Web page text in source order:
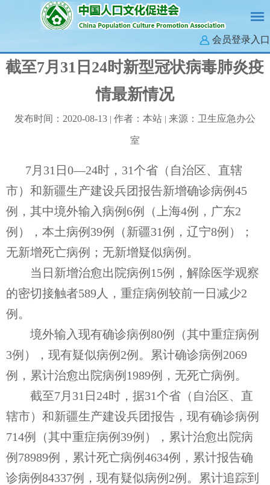
会员登录入口
截至7月31日24时新型冠状病毒肺炎疫
情最新情况
发布时间：2020-08-13 作者：本站 来源：卫生应急办公
室
7月31日0—24时，31个省（自治区、直辖
市）和新疆生产建设兵团报告新增确诊病例45
例，其中境外输入病例6例（上海4例，广东2
例），本土病例39例（新疆31例，辽宁8例）；
无新增死亡病例；无新增疑似病例。
当日新增治愈出院病例15例，解除医学观察
的密切接触者589人，重症病例较前一日减少2
例。
境外输入现有确诊病例80例（其中重症病例
3例），现有疑似病例2例。累计确诊病例2069
例，累计治愈出院病例1989例，无死亡病例。
截至7月31日24时，据31个省（自治区、直
辖市）和新疆生产建设兵团报告，现有确诊病例
714例（其中重症病例39例），累计治愈出院病
例78989例，累计死亡病例4634例，累计报告确
诊病例84337例，现有疑似病例2例。累计追踪到